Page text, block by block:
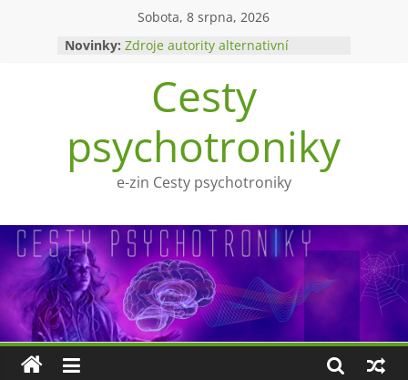
Sobota, 8 srpna, 2026
Novinky: Zdroje autority alternativní
Upíři a mytologie?
Ohnivý poltergeist
Tragédie Anny Göldi
Zlatý východ
Cesty
psychotroniky
e-zin Cesty psychotroniky